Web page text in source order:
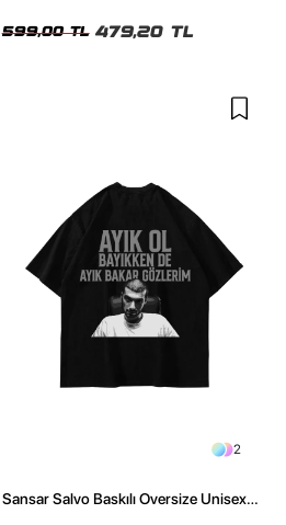
599,00 TL 479,20 TL
2
Sansar Salvo Baskılı Oversize Unisex